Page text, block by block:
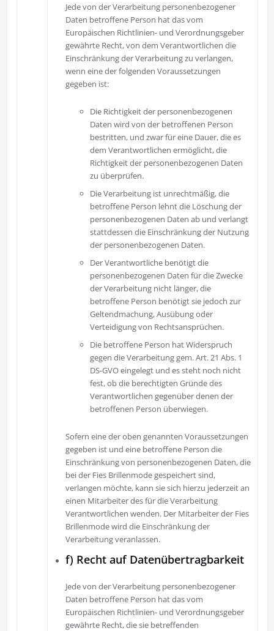
Jede von der Verarbeitung personenbezogener
Daten betroffene Person hat das vom
Europäischen Richtlinien- und Verordnungsgeber
gewährte Recht, von dem Verantwortlichen die
Einschränkung der Verarbeitung zu verlangen,
wenn eine der folgenden Voraussetzungen
gegeben ist:
Die Richtigkeit der personenbezogenen
Daten wird von der betroffenen Person
bestritten, und zwar für eine Dauer, die es
dem Verantwortlichen ermöglicht, die
Richtigkeit der personenbezogenen Daten
zu überprüfen.
Die Verarbeitung ist unrechtmäßig, die
betroffene Person lehnt die Löschung der
personenbezogenen Daten ab und verlangt
stattdessen die Einschränkung der Nutzung
der personenbezogenen Daten.
Der Verantwortliche benötigt die
personenbezogenen Daten für die Zwecke
der Verarbeitung nicht länger, die
betroffene Person benötigt sie jedoch zur
Geltendmachung, Ausübung oder
Verteidigung von Rechtsansprüchen.
Die betroffene Person hat Widerspruch
gegen die Verarbeitung gem. Art. 21 Abs. 1
DS-GVO eingelegt und es steht noch nicht
fest, ob die berechtigten Gründe des
Verantwortlichen gegenüber denen der
betroffenen Person überwiegen.
Sofern eine der oben genannten Voraussetzungen
gegeben ist und eine betroffene Person die
Einschränkung von personenbezogenen Daten, die
bei der Fies Brillenmode gespeichert sind,
verlangen möchte, kann sie sich hierzu jederzeit an
einen Mitarbeiter des für die Verarbeitung
Verantwortlichen wenden. Der Mitarbeiter der Fies
Brillenmode wird die Einschränkung der
Verarbeitung veranlassen.
f) Recht auf Datenübertragbarkeit
Jede von der Verarbeitung personenbezogener
Daten betroffene Person hat das vom
Europäischen Richtlinien- und Verordnungsgeber
gewährte Recht, die sie betreffenden